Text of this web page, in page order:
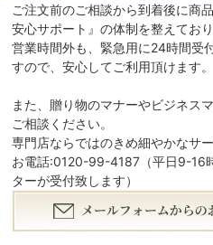
ご注文前のご相談から到着後に商
安心サポート』の体制を整えており
営業時間外も、緊急用に24時間受
すので、安心してご利用頂けます。
また、贈り物のマナーやビジネス
ご相談ください。
専門店ならではのきめ細やかなサ
お電話:0120-99-4187（平日9-16
ターが受付致します）